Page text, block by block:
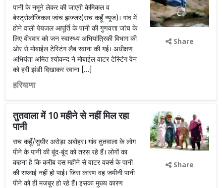
पानी के नमूने लेकर की जाएगी केमिकल व
बेस्ट्रोलॉजिकल जांच झज्जर(सच कहूँ न्यूज)। गांव में
होने वाली पेयजल आपूर्ति के पानी की गुणवत्ता जांच के
लिए वीरवार को जन स्वास्थ्य अभियांत्रिकी विभाग की
ओर से मोबाईल टेस्टिंग लैब रवाना की गई। अधीक्षण
अभियंता अमित श्योकन्द ने मोबाईल वाटर टेस्टिंग वैन
को हरी झंडी दिखाकर रवाना […]
हरियाणा
Share
तुतवाला में 10 महीने से नहीं मिल रहा
पानी
सच कहूँ/सुधीर अरोड़ा अबोहर। गांव तुतवाला के लोग
पीने के पानी की बूंद-बूंद को तरस रहे हैं। लोगों का
कहना है कि करीब दस महीने से वाटर वर्क्स के पानी
की सप्लाई नहीं हो पाई। जिस कारण वह जमीनी पानी
पीने को ही मजबूर हो रहे हैं। इसका मुख्य कारण
Share